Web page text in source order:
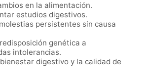
en la alimentación.
estudios digestivos.
persistentes sin causa
genética a
intolerancias.
digestivo y la calidad de